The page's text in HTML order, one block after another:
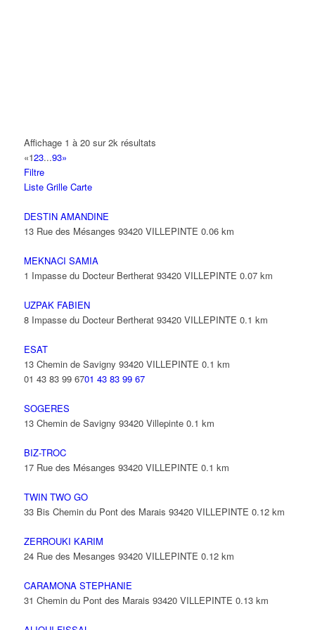
ABBAOUI TOUFIK
10 Allée Georges Gershwin 93420 VILLEPINTE
ABBES SARAH
Affichage 1 à 20 sur 2k résultats
«123...93»
Filtre
Liste Grille Carte
DESTIN AMANDINE
13 Rue des Mésanges 93420 VILLEPINTE 0.06 km
MEKNACI SAMIA
1 Impasse du Docteur Bertherat 93420 VILLEPINTE 0.07 km
UZPAK FABIEN
8 Impasse du Docteur Bertherat 93420 VILLEPINTE 0.1 km
ESAT
13 Chemin de Savigny 93420 VILLEPINTE 0.1 km
01 43 83 99 6701 43 83 99 67
SOGERES
13 Chemin de Savigny 93420 Villepinte 0.1 km
BIZ-TROC
17 Rue des Mésanges 93420 VILLEPINTE 0.1 km
TWIN TWO GO
33 Bis Chemin du Pont des Marais 93420 VILLEPINTE 0.12 km
ZERROUKI KARIM
24 Rue des Mesanges 93420 VILLEPINTE 0.12 km
CARAMONA STEPHANIE
31 Chemin du Pont des Marais 93420 VILLEPINTE 0.13 km